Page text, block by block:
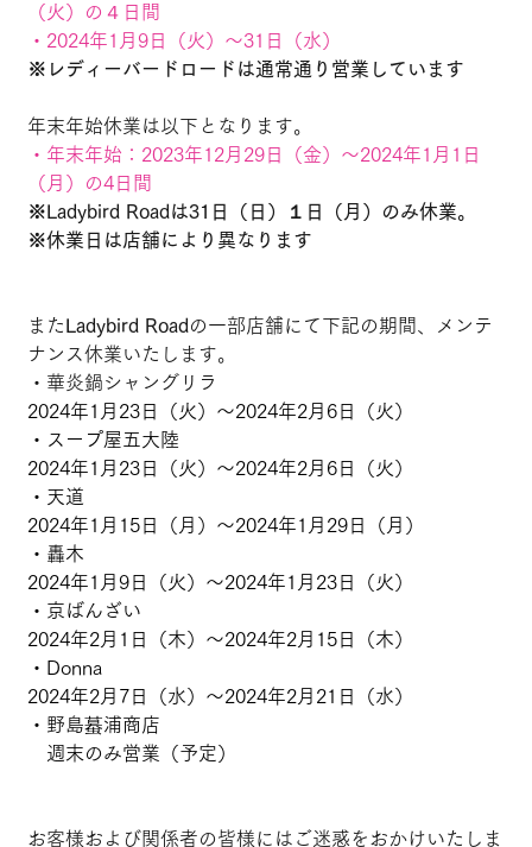
（火）の４日間
・2024年1月9日（火）～31日（水）
※レディーバードロードは通常通り営業しています
年末年始休業は以下となります。
・年末年始：2023年12月29日（金）～2024年1月1日
（月）の4日間
※Ladybird Roadは31日（日）１日（月）のみ休業。
※休業日は店舗により異なります
またLadybird Road の一部店舗にて下記の期間、メンテ
ナンス休業いたします。
・華炎鍋シャングリラ
2024年1月23日（火）～2024年2月6日（火）
・スープ屋五大陸
2024年1月23日（火）～2024年2月6日（火）
・天道
2024年1月15日（月）～2024年1月29日（月）
・轟木
2024年1月9日（火）～2024年1月23日（火）
・京ばんざい
2024年2月1日（木）～2024年2月15日（木）
・Donna
2024年2月7日（水）～2024年2月21日（水）
・野島蟇浦商店
週末のみ営業（予定）
お客様および関係者の皆様にはご迷惑をおかけいたしま